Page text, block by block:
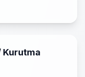
Kurutma